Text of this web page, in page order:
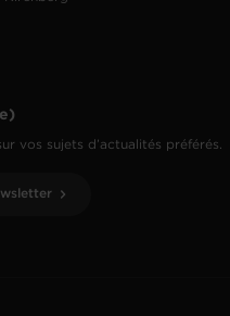
vos sujets d’actualités préférés.